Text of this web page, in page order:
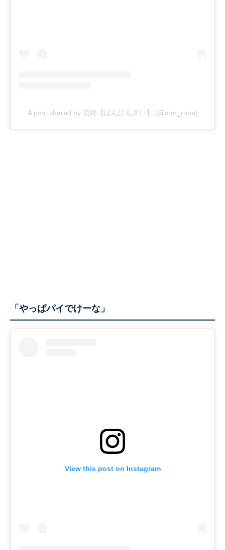
A post shared by 流那【ばんばんざい】 (@mm_runa)
「やっぱパイでけーな」
View this post on Instagram